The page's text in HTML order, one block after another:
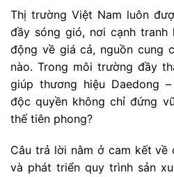
Thị trường Việt Nam luôn
đầy sóng gió, nơi cạnh
động về giá cả, nguồn cung
nào. Trong môi trường đầy
giúp thương hiệu Daedong
độc quyền không chỉ đứng
thế tiên phong?
Câu trả lời nằm ở cam kết về
và phát triển quy trình sản